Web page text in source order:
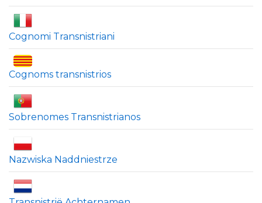
Cognomi Transnistriani
Cognoms transnistrios
Sobrenomes Transnistrianos
Nazwiska Naddniestrze